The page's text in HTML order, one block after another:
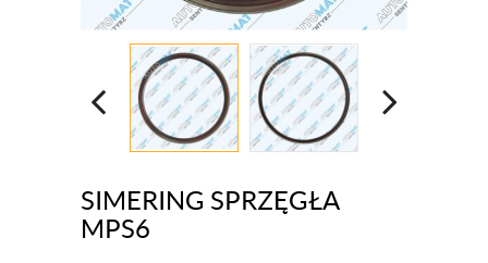
SIMERING SPRZĘGŁA
MPS6